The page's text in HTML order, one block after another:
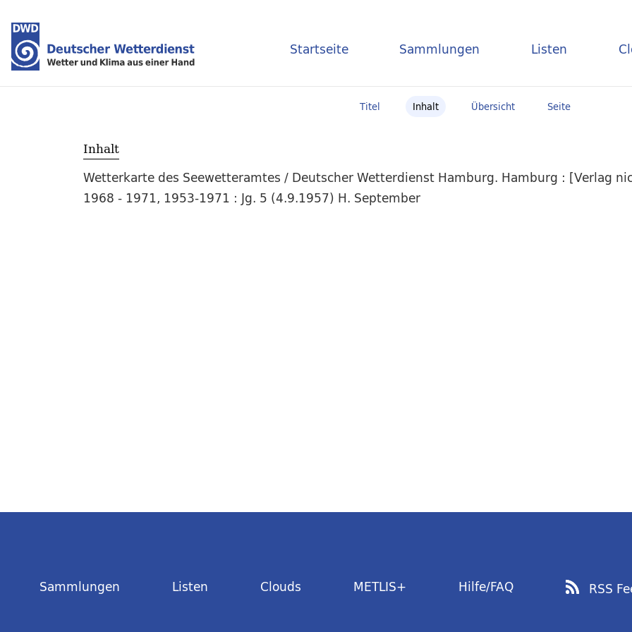
Startseite Sammlungen Listen
Titel Inhalt Übersicht Seite
Inhalt
Wetterkarte des Seewetteramtes / Deutscher Wetterdienst Hamburg. Hamburg : [Verlag
1968 - 1971, 1953-1971 : Jg. 5 (4.9.1957) H. September
Sammlungen Listen Clouds METLIS+ Hilfe/FAQ RSS